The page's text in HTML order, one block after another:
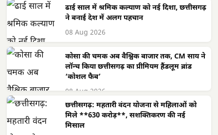
ढाई साल में श्रमिक कल्याण को नई दिशा, छत्तीसगढ़
ने बनाई देश में अलग पहचान
08 Aug 2026
कोसा की चमक अब वैश्विक बाजार तक, CM साय ने
लॉन्च किया छत्तीसगढ़ का प्रीमियम हैंडलूम ब्रांड
‘कोशल फैब’
08 Aug 2026
छत्तीसगढ़: महतारी वंदन योजना से महिलाओं को
मिले **630 करोड़**, सशक्तिकरण की नई
मिसाल